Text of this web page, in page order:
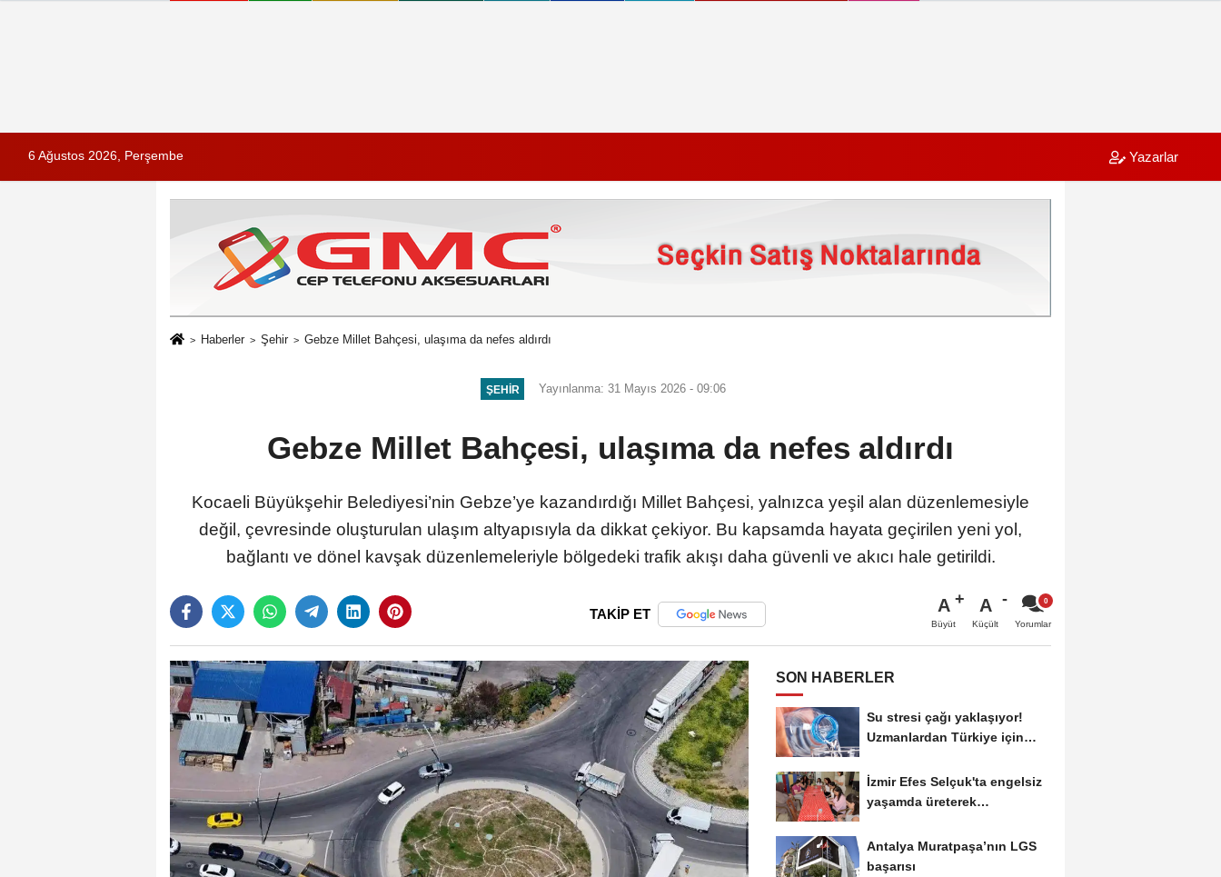
6 Ağustos 2026, Perşembe Yazarlar
Haberler Şehir Gebze Millet Bahçesi, ulaşıma da nefes aldırdı
ŞEHIR Yayınlanma: 31 Mayıs 2026 - 09:06
Gebze Millet Bahçesi, ulaşıma da nefes aldırdı
Kocaeli Büyükşehir Belediyesi’nin Gebze’ye kazandırdığı Millet Bahçesi, yalnızca yeşil alan düzenlemesiyle
değil, çevresinde oluşturulan ulaşım altyapısıyla da dikkat çekiyor. Bu kapsamda hayata geçirilen yeni yol,
bağlantı ve dönel kavşak düzenlemeleriyle bölgedeki trafik akışı daha güvenli ve akıcı hale getirildi.
TAKİP ET A
Büyüt
A
Küçült Yorumlar
SON HABERLER
Su stresi çağı yaklaşıyor!
Uzmanlardan Türkiye için
İzmir Efes Selçuk'ta engelsiz
yaşamda üreterek
Antalya Muratpaşa’nın LGS
başarısı